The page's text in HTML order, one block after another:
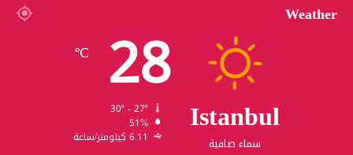
Weather
Istanbul
سماء صافية
28
℃
51%
6.11 كيلومتر/ساعة